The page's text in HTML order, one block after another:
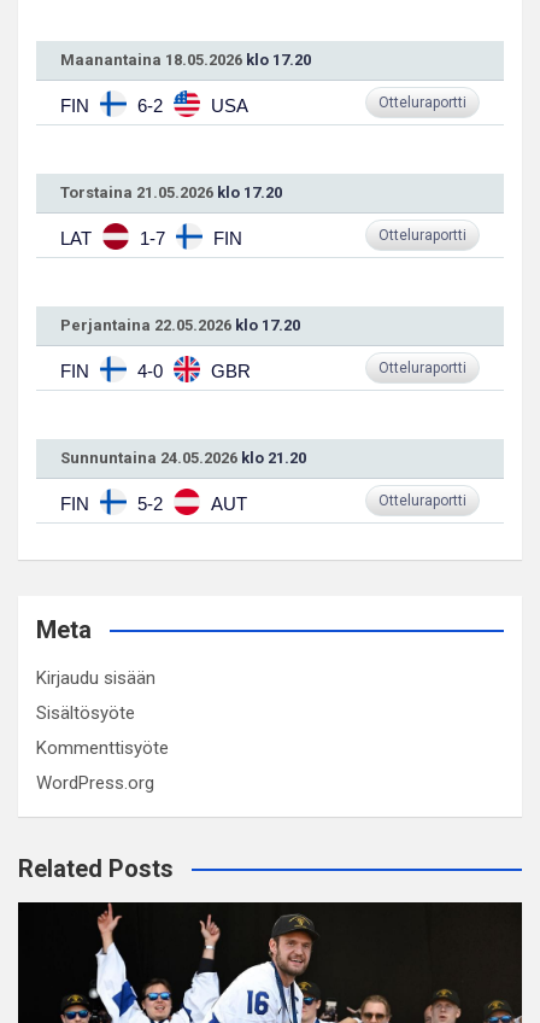
Maanantaina 18.05.2026 klo 17.20
FIN 6-2 USA Otteluraportti
Torstaina 21.05.2026 klo 17.20
LAT 1-7 FIN Otteluraportti
Perjantaina 22.05.2026 klo 17.20
FIN 4-0 GBR Otteluraportti
Sunnuntaina 24.05.2026 klo 21.20
FIN 5-2 AUT Otteluraportti
Meta
Kirjaudu sisään
Sisältösyöte
Kommenttisyöte
WordPress.org
Related Posts